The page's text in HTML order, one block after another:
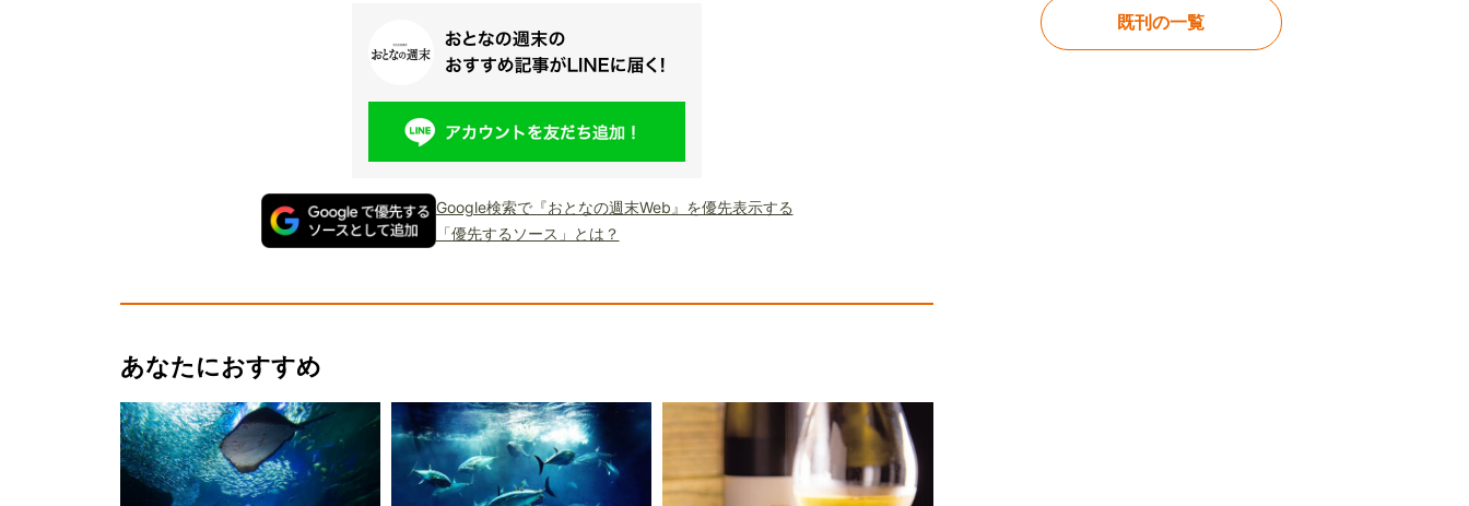
Google検索で『おとなの週末Web』を優先表示する
「優先するソース」とは？
あなたにおすすめ
既刊の一覧